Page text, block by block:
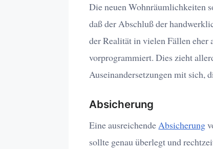
Die neuen Wohnräumlichkeiten
daß der Abschluß der
der Realität in vielen Fällen eher
vorprogrammiert. Dies zieht
Auseinandersetzungen mit sich,
Absicherung
Eine ausreichendeAbsicherung
sollte genau überlegt und